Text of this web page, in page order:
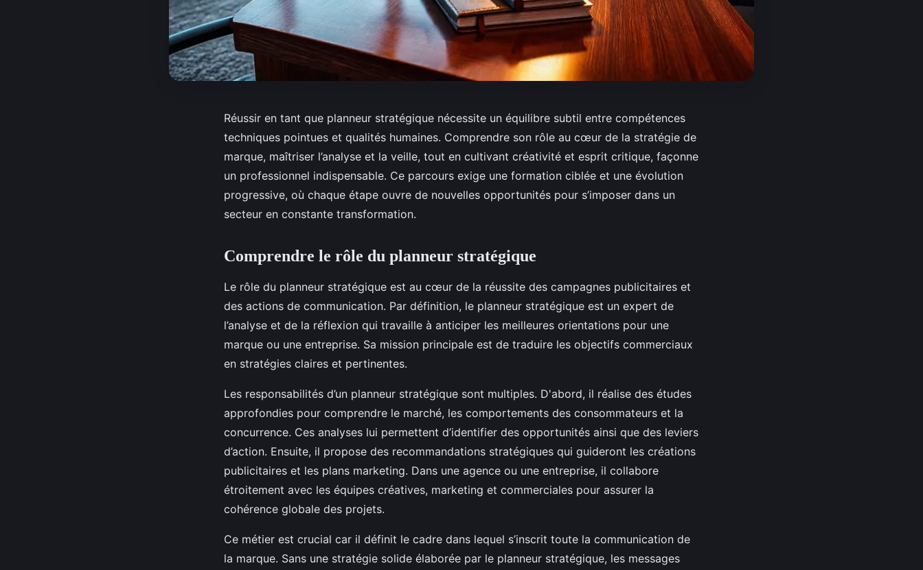
Réussir en tant que planneur stratégique nécessite un équilibre subtil entre compétences
techniques pointues et qualités humaines. Comprendre son rôle au cœur de la stratégie de
marque, maîtriser l’analyse et la veille, tout en cultivant créativité et esprit critique, façonne
un professionnel indispensable. Ce parcours exige une formation ciblée et une évolution
progressive, où chaque étape ouvre de nouvelles opportunités pour s’imposer dans un
secteur en constante transformation.
Comprendre le rôle du planneur stratégique
Le rôle du planneur stratégique est au cœur de la réussite des campagnes publicitaires et
des actions de communication. Par définition, le planneur stratégique est un expert de
l’analyse et de la réflexion qui travaille à anticiper les meilleures orientations pour une
marque ou une entreprise. Sa mission principale est de traduire les objectifs commerciaux
en stratégies claires et pertinentes.
Les responsabilités d’un planneur stratégique sont multiples. D'abord, il réalise des études
approfondies pour comprendre le marché, les comportements des consommateurs et la
concurrence. Ces analyses lui permettent d’identifier des opportunités ainsi que des leviers
d’action. Ensuite, il propose des recommandations stratégiques qui guideront les créations
publicitaires et les plans marketing. Dans une agence ou une entreprise, il collabore
étroitement avec les équipes créatives, marketing et commerciales pour assurer la
cohérence globale des projets.
Ce métier est crucial car il définit le cadre dans lequel s’inscrit toute la communication de
la marque. Sans une stratégie solide élaborée par le planneur stratégique, les messages